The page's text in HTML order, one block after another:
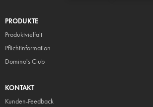
PRODUKTE
Produktvielfalt
Pflichtinformation
Domino's Club
KONTAKT
Kunden-Feedback